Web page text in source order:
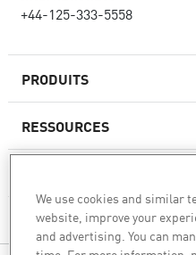
PRODUITS
Pare-feux de nouvelle
Sécurité réseau pour le
RESSOURCES
CHECK POINT
+44-125-333-5558
We use cookies and similar
website, improve your
and advertising. You can